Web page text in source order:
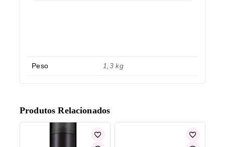
Peso 1,3 kg
Produtos Relacionados